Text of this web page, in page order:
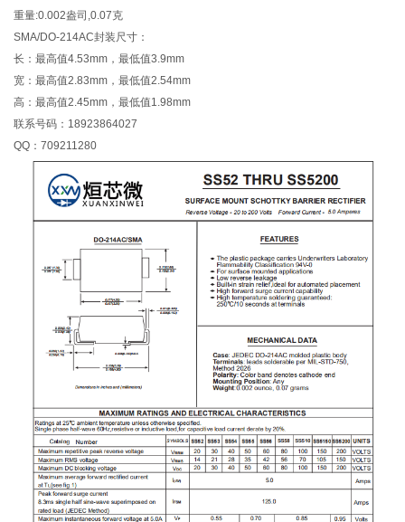
重量:0.002盎司,0.07克
SMA/DO-214AC封装尺寸：
长：最高值4.53mm，最低值3.9mm
宽：最高值2.83mm，最低值2.54mm
高：最高值2.45mm，最低值1.98mm
联系号码：18923864027
QQ：709211280